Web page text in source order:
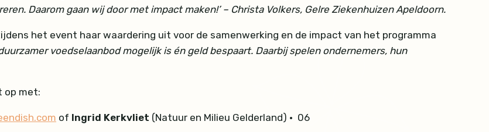
Daarom gaan wij door met impact maken!’ – Christa Volkers, Gelre Ziekenhuizen Apeldoorn.
het event haar waardering uit voor de samenwerking en de impact van het programma
voedselaanbod mogelijk is én geld bespaart. Daarbij spelen ondernemers, hun
op met:
of Ingrid Kerkvliet (Natuur en Milieu Gelderland) • 06